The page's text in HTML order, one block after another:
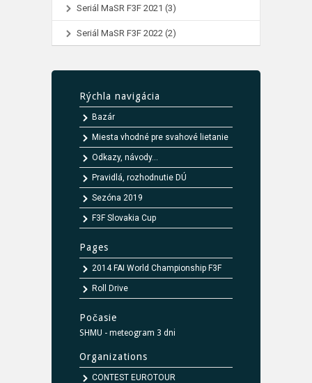
Seriál MaSR F3F 2021 (3)
Seriál MaSR F3F 2022 (2)
Rýchla navigácia
Bazár
Miesta vhodné pre svahové lietanie
Odkazy, návody...
Pravidlá, rozhodnutie DÚ
Sezóna 2019
F3F Slovakia Cup
Pages
2014 FAI World Championship F3F
Roll Drive
Počasie
SHMU - meteogram 3 dni
Organizations
CONTEST EUROTOUR